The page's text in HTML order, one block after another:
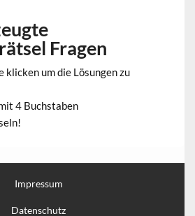
Fragen
klicken um die Lösungen zu
4 Buchstaben
Impressum
Datenschutz